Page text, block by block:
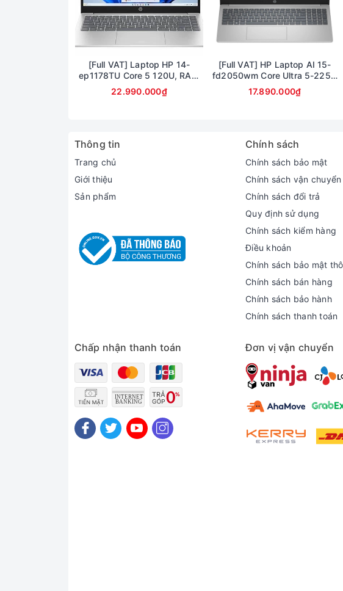
_____________________________________
Cam kết Vàng của hệ thống Xrazer
Xrazer là hệ thống bán lẻ laptop uy tín hàng đầu,
100% máy tại Xrazer đều là hàng nhập khẩu tại các
[Full VAT] Laptop HP 14-
ep1178TU Core 5 120U, RAM
16GB, SSD 1TB, 14 inch FHD,
Windows 11
22.990.000₫
[Full VAT] HP Laptop AI 15-
fd2050wm Core Ultra 5-225U
Ram 8GB SSD 512GB Màn hình
15.6inch FullHD Touch
17.890.000₫
Thông tin
Trang chủ
Giới thiệu
Sản phẩm
Chính sách
Chính sách bảo mật
Chính sách vận chuyển
Chính sách đổi trả
Quy định sử dụng
Chính sách kiểm hàng
Điều khoản
Chính sách bảo mật
Chính sách bán hàng
Chính sách bảo hành
Chính sách thanh toán
Chấp nhận thanh toán Đơn vị vận chuyển